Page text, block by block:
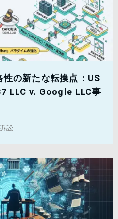
の新たな転換点：US
LLC v. Google LLC事
訟